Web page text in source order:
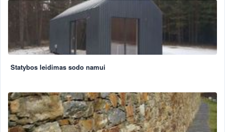
Statybos leidimas sodo namui